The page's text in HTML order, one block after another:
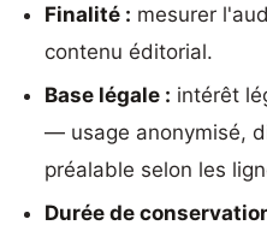
Finalité : mesurer
contenu éditorial.
Base légale : intérêt
— usage anonymisé,
préalable selon les
Durée de